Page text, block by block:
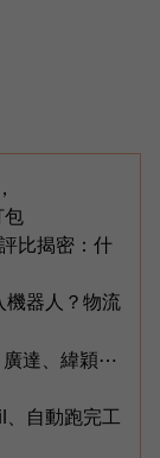
比揭密：什
器人？物流
廣達、緯穎⋯
自動跑完工